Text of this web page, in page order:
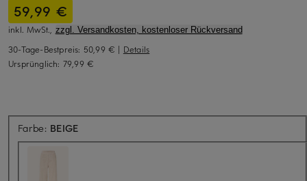
59,99 €
inkl. MwSt., zzgl. Versandkosten, kostenloser Rückversand
30-Tage-Bestpreis: 50,99 € | Details
Ursprünglich: 79,99 €
Farbe: BEIGE